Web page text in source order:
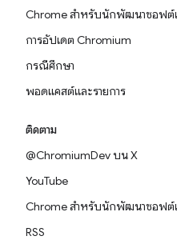
Chrome สำหรับนักพัฒนาซอฟต์
การอัปเดต Chromium
กรณีศึกษา
พอดแคสต์และรายการ
ติดตาม
@ChromiumDev บน X
YouTube
Chrome สำหรับนักพัฒนาซอฟต์
RSS